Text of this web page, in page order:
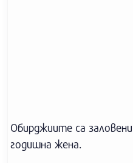
Обирджиите са
годишна жена.